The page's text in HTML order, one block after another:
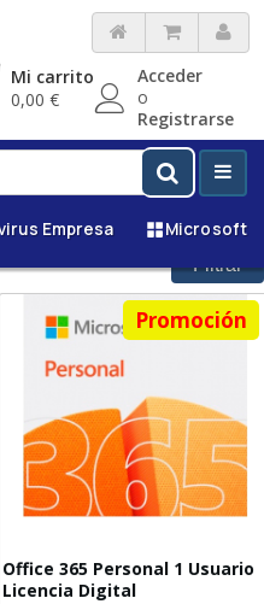
Mi carrito
0,00 €
Acceder
o
Registrarse
Empresa Microsoft
Filtrar
Promoción
Office 365 Personal 1 Usuario
Licencia Digital